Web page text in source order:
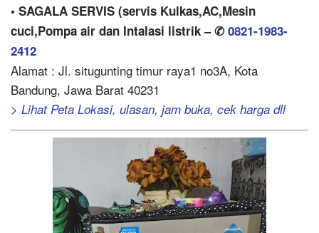
• SAGALA SERVIS (servis Kulkas,AC,Mesin
cuci,Pompa air dan Intalasi listrik – ✆0821-1983-
2412
Alamat : Jl. situgunting timur raya1 no3A, Kota
Bandung, Jawa Barat 40231
> Lihat Peta Lokasi, ulasan, jam buka, cek harga dll